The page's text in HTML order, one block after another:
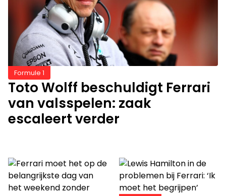
Formule 1
Toto Wolff beschuldigt Ferrari
van valsspelen: zaak
escaleert verder